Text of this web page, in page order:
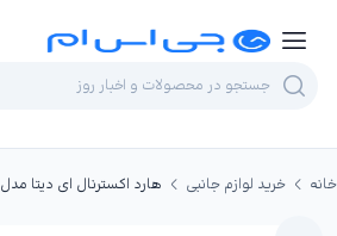
خانه خرید لوازم جانبی هارد اکسترنال ای دیتا مدل HD710 Pro ظرفیت 2 ترابایت